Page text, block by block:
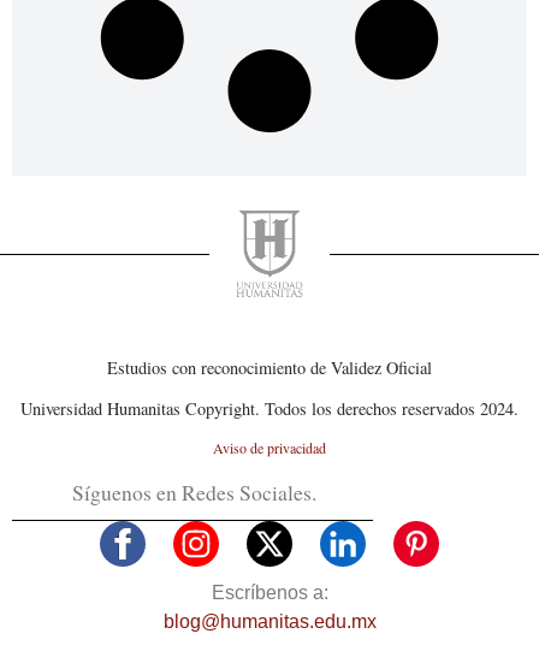
Estudios con reconocimiento de Validez Oficial
Universidad Humanitas Copyright. Todos los derechos reservados 2024.
Aviso de privacidad
Síguenos en Redes Sociales.
Escríbenos a:
blog@humanitas.edu.mx